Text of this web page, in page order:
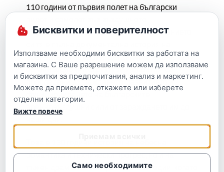
110 години от първия полет на български
пространство на страната. По съдържанието
военната ни авиация. Детайлно, с имена, дати,
организационни структури и събития, са
проследени изграждането, развитието и
функционирането на българските
военновъздушни сили от зараждането им до
романтика и технически прогрес, но и на
тъжен драматизъм и фатални трагедии, когато
Бисквитки и поверителност
Използваме необходими бисквитки за работата на
магазина. С Ваше разрешение можем да използваме
и бисквитки за предпочитания, анализ и маркетинг.
Можете да приемете, откажете или изберете
отделни категории.
Само необходимите
Вижте повече